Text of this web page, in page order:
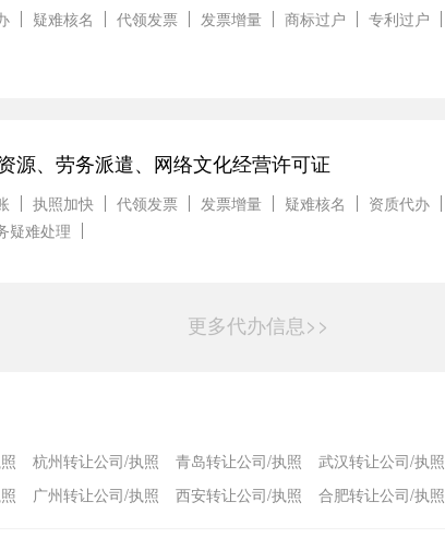
疑难核名 代领发票 发票增量 商标过户 专利过户
源、劳务派遣、网络文化经营许可证
执照加快 代领发票 发票增量 疑难核名 资质代办
疑难处理
更多代办信息>>
杭州转让公司/执照 青岛转让公司/执照 武汉转让公司/执照
广州转让公司/执照 西安转让公司/执照 合肥转让公司/执照